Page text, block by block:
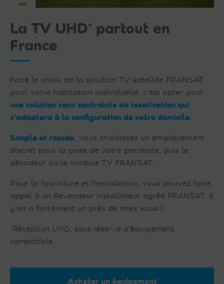
La TV UHD* partout en
France
Faire le choix de la solution TV satellite FRANSAT
pour votre habitation individuelle, c’est opter pour
une solution sans contrainte de localisation qui
s’adaptera à la configuration de votre domicile.
Simple et rapide, vous choisissez un emplacement
discret pour la pose de votre parabole, puis le
décodeur ou le module TV FRANSAT.
Pour la fourniture et l’installation, vous pouvez faire
appel à un Revendeur installateur agréé FRANSAT. Il
y en a forcément un près de chez vous !
*Réception UHD, sous réserve d’équipement
compatible.
Acheter un équipement